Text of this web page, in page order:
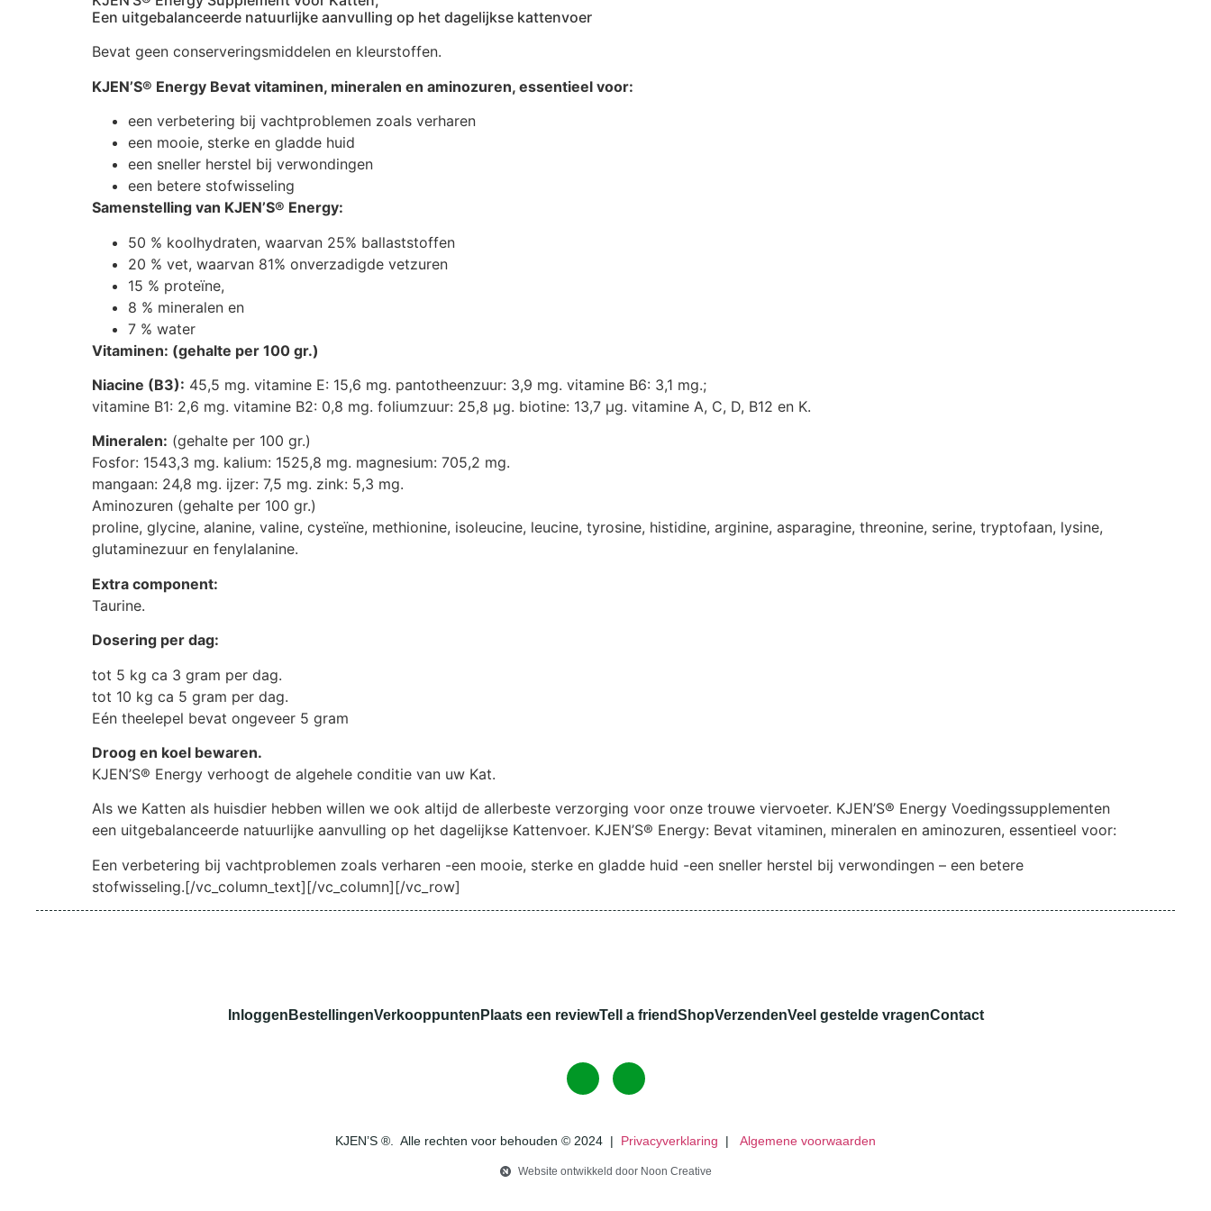
Een uitgebalanceerde natuurlijke aanvulling op het dagelijkse kattenvoer
Bevat geen conserveringsmiddelen en kleurstoffen.
KJEN’S® Energy Bevat vitaminen, mineralen en aminozuren, essentieel voor:
een verbetering bij vachtproblemen zoals verharen
een mooie, sterke en gladde huid
een sneller herstel bij verwondingen
een betere stofwisseling
Samenstelling van KJEN’S® Energy:
50 % koolhydraten, waarvan 25% ballaststoffen
20 % vet, waarvan 81% onverzadigde vetzuren
15 % proteïne,
8 % mineralen en
7 % water
Vitaminen: (gehalte per 100 gr.)
Niacine (B3): 45,5 mg. vitamine E: 15,6 mg. pantotheenzuur: 3,9 mg. vitamine B6: 3,1 mg.;
vitamine B1: 2,6 mg. vitamine B2: 0,8 mg. foliumzuur: 25,8 µg. biotine: 13,7 µg. vitamine A, C, D, B12 en K.
Mineralen: (gehalte per 100 gr.)
Fosfor: 1543,3 mg. kalium: 1525,8 mg. magnesium: 705,2 mg.
mangaan: 24,8 mg. ijzer: 7,5 mg. zink: 5,3 mg.
Aminozuren (gehalte per 100 gr.)
proline, glycine, alanine, valine, cysteïne, methionine, isoleucine, leucine, tyrosine, histidine, arginine, asparagine, threonine, serine, tryptofaan, lysine,
glutaminezuur en fenylalanine.
Extra component:
Taurine.
Dosering per dag:
tot 5 kg ca 3 gram per dag.
tot 10 kg ca 5 gram per dag.
Eén theelepel bevat ongeveer 5 gram
Droog en koel bewaren.
KJEN’S® Energy verhoogt de algehele conditie van uw Kat.
Als we Katten als huisdier hebben willen we ook altijd de allerbeste verzorging voor onze trouwe viervoeter. KJEN’S® Energy Voedingssupplementen
een uitgebalanceerde natuurlijke aanvulling op het dagelijkse Kattenvoer. KJEN’S® Energy: Bevat vitaminen, mineralen en aminozuren, essentieel voor:
Een verbetering bij vachtproblemen zoals verharen -een mooie, sterke en gladde huid -een sneller herstel bij verwondingen – een betere
stofwisseling.[/vc_column_text][/vc_column][/vc_row]
Inloggen BestellingenVerkooppunten Plaats een reviewTell a friendShopVerzendenVeel gestelde vragenContact
KJEN’S ®. Alle rechten voor behouden © 2024 | Privacyverklaring | Algemene voorwaarden
Website ontwikkeld door Noon Creative